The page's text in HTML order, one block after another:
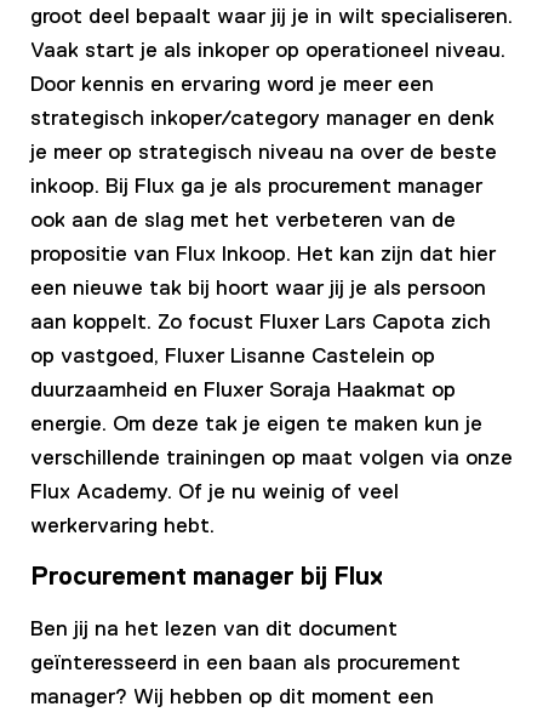
groot deel bepaalt waar jij je in wilt specialiseren.
Vaak start je als inkoper op operationeel niveau.
Door kennis en ervaring word je meer een
strategisch inkoper/category manager en denk
je meer op strategisch niveau na over de beste
inkoop. Bij Flux ga je als procurement manager
ook aan de slag met het verbeteren van de
propositie van Flux Inkoop. Het kan zijn dat hier
een nieuwe tak bij hoort waar jij je als persoon
aan koppelt. Zo focust Fluxer Lars Capota zich
op vastgoed, Fluxer Lisanne Castelein op
duurzaamheid en Fluxer Soraja Haakmat op
energie. Om deze tak je eigen te maken kun je
verschillende trainingen op maat volgen via onze
Flux Academy. Of je nu weinig of veel
werkervaring hebt.
Procurement manager bij Flux
Ben jij na het lezen van dit document
geïnteresseerd in een baan als procurement
manager? Wij hebben op dit moment een